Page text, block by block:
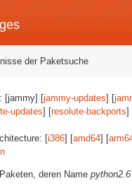
der Paketsuche
[jammy] [jammy-updates] [
updates] [resolute-backports]
[i386] [amd64] [
deren Name python2.6